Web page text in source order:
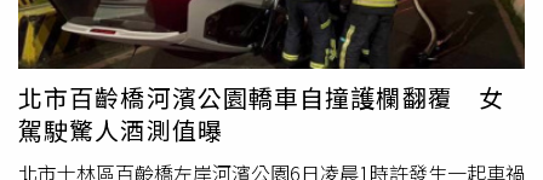
北市百齡橋河濱公園轎車自撞護欄翻覆 女
駕駛驚人酒測值曝
北市士林區百齡橋左岸河濱公園6日凌晨1時許發生一起車禍